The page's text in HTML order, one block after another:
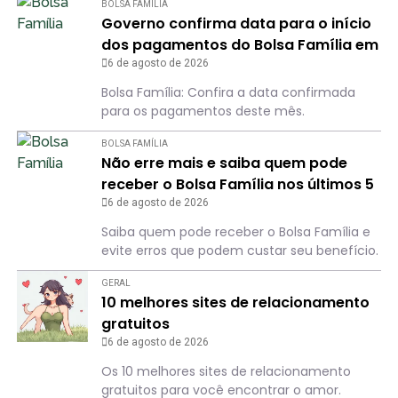
BOLSA FAMÍLIA
Governo confirma data para o início
dos pagamentos do Bolsa Família em
agosto
6 de agosto de 2026
Bolsa Família: Confira a data confirmada
para os pagamentos deste mês.
BOLSA FAMÍLIA
Não erre mais e saiba quem pode
receber o Bolsa Família nos últimos 5
meses de 2026
6 de agosto de 2026
Saiba quem pode receber o Bolsa Família e
evite erros que podem custar seu benefício.
GERAL
10 melhores sites de relacionamento
gratuitos
6 de agosto de 2026
Os 10 melhores sites de relacionamento
gratuitos para você encontrar o amor.